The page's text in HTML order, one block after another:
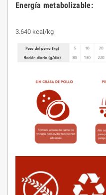
Energía metabolizable:
3.640 kcal/kg